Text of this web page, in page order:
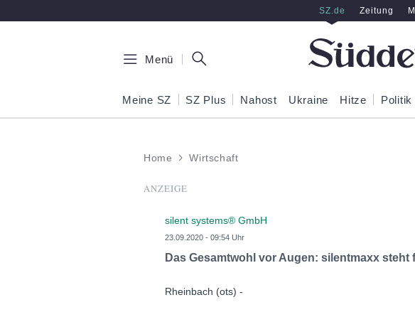
SZ.de Zeitung
Menü
Meine SZ SZ Plus Nahost Ukraine Hitze Politik
Home Wirtschaft
ANZEIGE
silent systems® GmbH
23.09.2020 - 09:54 Uhr
Das Gesamtwohl vor Augen: silentmaxx
Rheinbach (ots) -